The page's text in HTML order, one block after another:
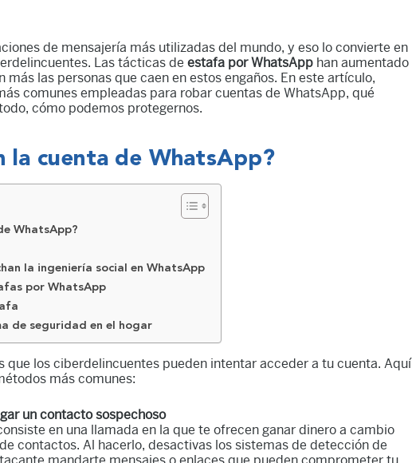
de mensajería más utilizadas del mundo, y eso lo convierte en
Las tácticas de estafa por WhatsApp han aumentado
más las personas que caen en estos engaños. En este artículo,
comunes empleadas para robar cuentas de WhatsApp, qué
cómo podemos protegernos.
la cuenta de WhatsApp?
WhatsApp?
la ingeniería social en WhatsApp
por WhatsApp
de seguridad en el hogar
que los ciberdelincuentes pueden intentar acceder a tu cuenta. Aquí
más comunes:
un contacto sospechoso
en una llamada en la que te ofrecen ganar dinero a cambio
contactos. Al hacerlo, desactivas los sistemas de detección de